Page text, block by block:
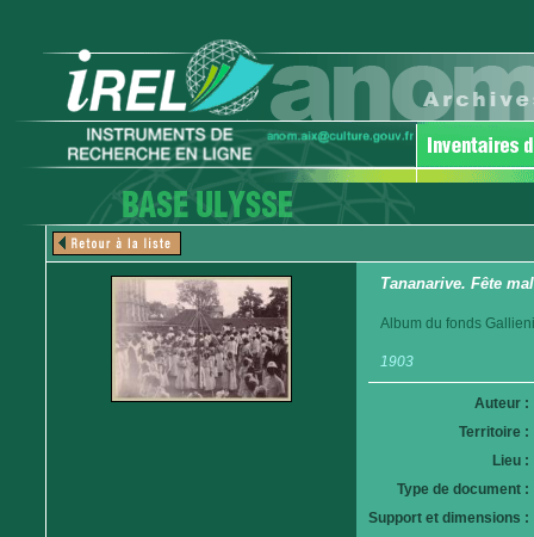
Tananarive. Fête
Album du fonds
1903
Auteur :
Territoire :
Lieu :
Type de document :
Support et dimensions :